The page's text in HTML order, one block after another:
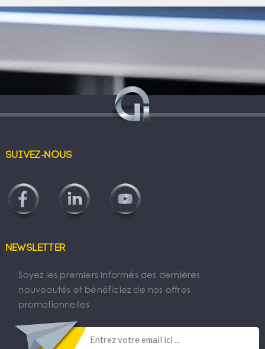
Suivez-nous
Newsletter
Soyez les premiers informés des dernières
nouveautés et bénéficiez de nos offres
promotionnelles